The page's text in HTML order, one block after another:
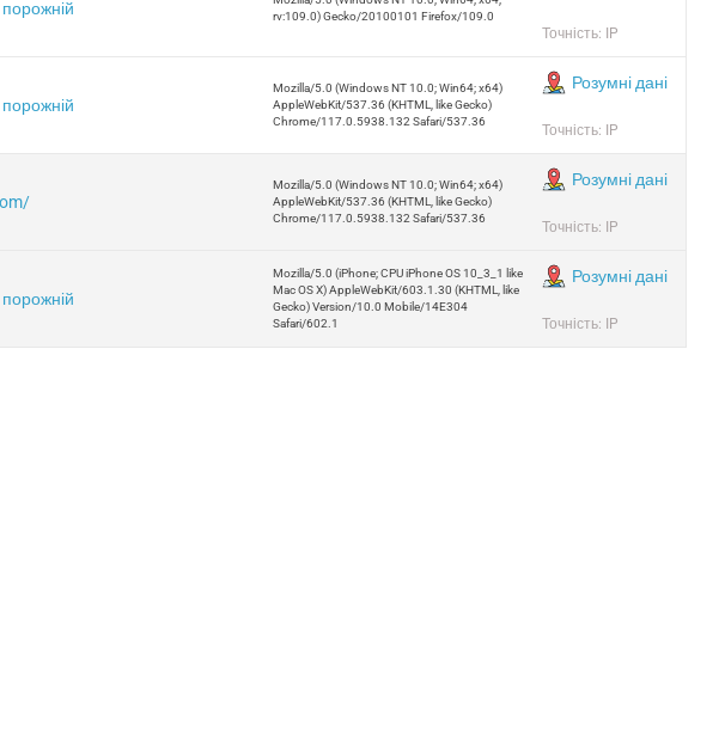
rv:109.0) Gecko/20100101 Firefox/109.0
Точність: IP
Mozilla/5.0 (Windows NT 10.0; Win64; x64)
AppleWebKit/537.36 (KHTML, like Gecko)
Chrome/117.0.5938.132 Safari/537.36
Розумні дані
Точність: IP
Mozilla/5.0 (Windows NT 10.0; Win64; x64)
AppleWebKit/537.36 (KHTML, like Gecko)
Chrome/117.0.5938.132 Safari/537.36
Розумні дані
Точність: IP
Mozilla/5.0 (iPhone; CPU iPhone OS 10_3_1 like
Mac OS X) AppleWebKit/603.1.30 (KHTML, like
Gecko) Version/10.0 Mobile/14E304
Safari/602.1
Розумні дані
Точність: IP